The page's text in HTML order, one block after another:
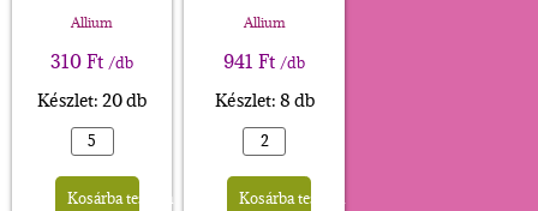
Allium
310Ft /db
Készlet: 20 db
Kosárba teszem
Alternative:
Allium
941Ft /db
Készlet: 8 db
Kosárba teszem